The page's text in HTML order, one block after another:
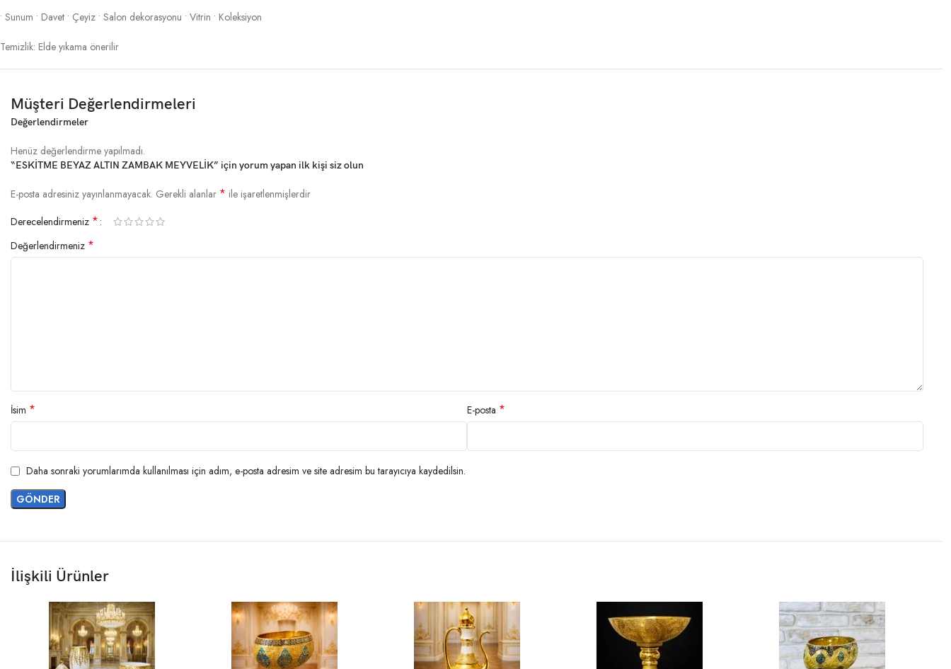
• Sunum • Davet • Çeyiz • Salon dekorasyonu • Vitrin • Koleksiyon
Temizlik: Elde yıkama önerilir
Müşteri Değerlendirmeleri
Değerlendirmeler
Henüz değerlendirme yapılmadı.
“ESKİTME BEYAZ ALTIN ZAMBAK MEYVELİK” için yorum yapan ilk kişi siz olun
E-posta adresiniz yayınlanmayacak. Gerekli alanlar * ile işaretlenmişlerdir
Derecelendirmeniz *
Değerlendirmeniz *
İsim * E-posta *
Daha sonraki yorumlarımda kullanılması için adım, e-posta adresim ve site adresim bu tarayıcıya kaydedilsin.
İlişkili Ürünler